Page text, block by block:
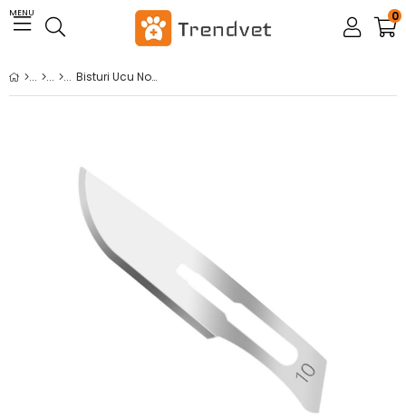
MENU 0
Bisturi Ucu No.10 (100 Ad)